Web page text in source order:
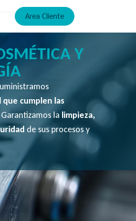
Area Cliente
Y
cumplen las
la limpieza,
de sus procesos y